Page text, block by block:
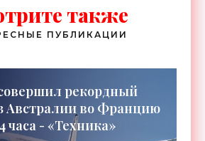
также
ПУБЛИКАЦИИ
рекордный
Австралии во Францию
часа - «Техника»